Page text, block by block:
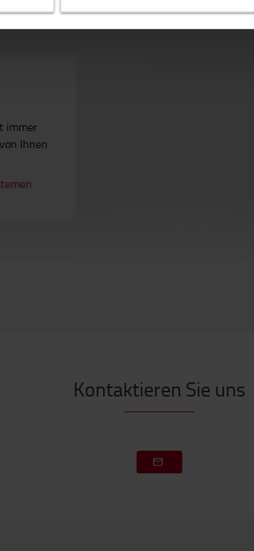
immer
Ihnen
Kontaktieren Sie uns